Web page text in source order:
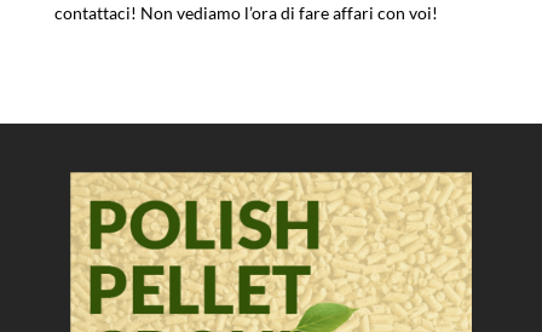
contattaci! Non vediamo l’ora di fare affari con voi!